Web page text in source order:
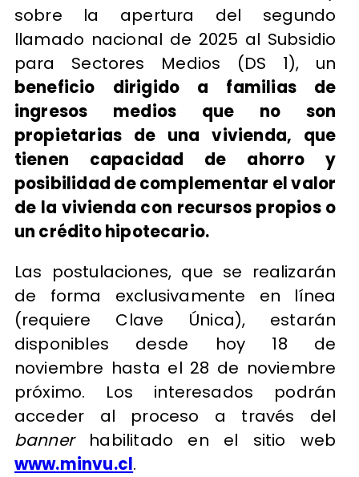
sobre la apertura del segundo
llamado nacional de 2025 al Subsidio
para Sectores Medios (DS 1), un
beneficio dirigido a familias de
ingresos medios que no son
propietarias de una vivienda, que
tienen capacidad de ahorro y
posibilidad de complementar el valor
de la vivienda con recursos propios o
un crédito hipotecario.
Las postulaciones, que se realizarán
de forma exclusivamente en línea
(requiere Clave Única), estarán
disponibles desde hoy 18 de
noviembre hasta el 28 de noviembre
próximo. Los interesados podrán
acceder al proceso a través del
bannerhabilitado en el sitio web
www.minvu.cl.